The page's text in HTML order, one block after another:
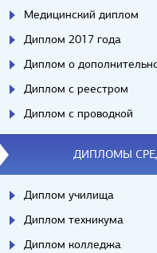
Медицинский диплом
Диплом 2017 года
Диплом о
Диплом с реестром
Диплом с проводкой
ДИПЛОМЫ
Диплом училища
Диплом техникума
Диплом колледжа